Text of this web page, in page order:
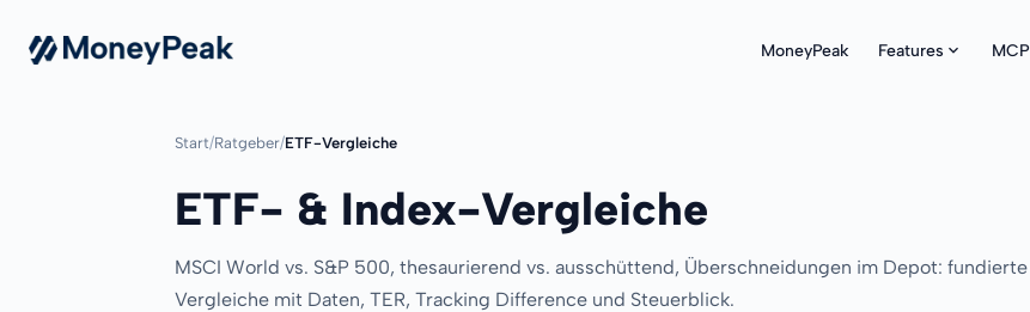
MoneyPeak Features MCP
Start/Ratgeber/ETF-Vergleiche
ETF- & Index-Vergleiche
MSCI World vs. S&P 500, thesaurierend vs. ausschüttend, Überschneidungen im Depot: fundierte
Vergleiche mit Daten, TER, Tracking Difference und Steuerblick.